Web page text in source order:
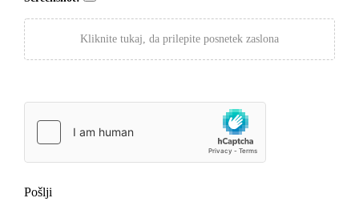
Kliknite tukaj, da prilepite posnetek zaslona
Pošlji